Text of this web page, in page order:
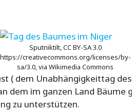
Sputniktilt, CC BY-SA 3.0
https://creativecommons.org/licenses/by-
sa/3.0, via Wikimedia Commons
( dem Unabhängigkeittag
dem im ganzen Land
zu unterstützen.